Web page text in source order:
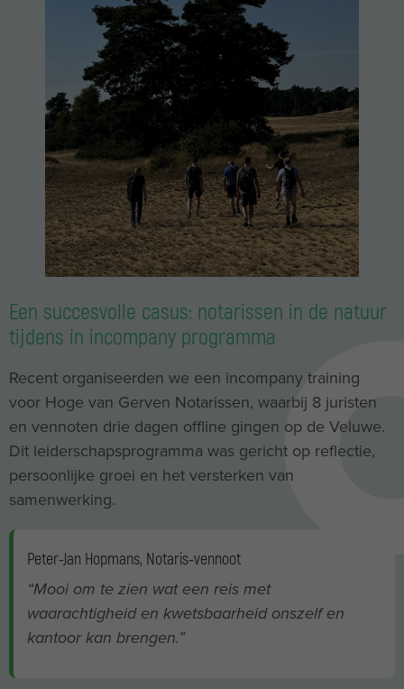
Een succesvolle casus: notarissen in de natuur
tijdens in incompany programma
Recent organiseerden we een incompany training
voor Hoge van Gerven Notarissen, waarbij 8 juristen
en vennoten drie dagen offline gingen op de Veluwe.
Dit leiderschapsprogramma was gericht op reflectie,
persoonlijke groei en het versterken van
samenwerking.
Peter-Jan Hopmans, Notaris-vennoot
“Mooi om te zien wat een reis met
waarachtigheid en kwetsbaarheid onszelf en
kantoor kan brengen.”